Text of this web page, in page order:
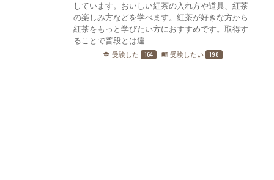
しています。おいしい紅茶の入れ方や道具、紅茶
の楽しみ方などを学べます。紅茶が好きな方から
紅茶をもっと学びたい方におすすめです。取得す
ることで普段とは違...
school 受験した 164 menu_book 受験したい 198